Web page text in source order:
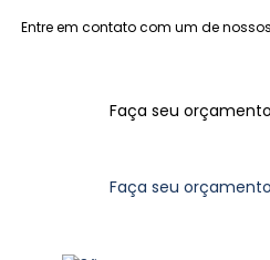
Entre em contato com um de
Faça seu
Faça seu